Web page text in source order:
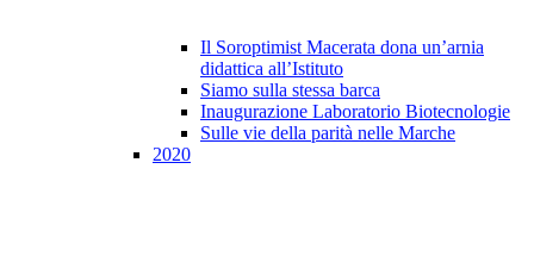
Il Soroptimist Macerata dona un’arnia
didattica all’Istituto
Siamo sulla stessa barca
Inaugurazione Laboratorio Biotecnologie
Sulle vie della parità nelle Marche
2020